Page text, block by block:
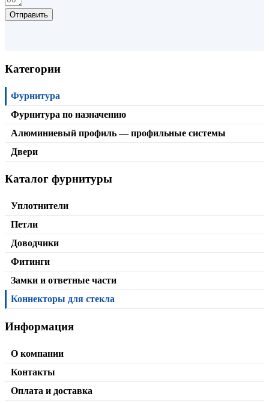
Петля с фаской T-364
от320,00₽ В корзину
Отправить
Категории
Фурнитура
Фурнитура по назначению
Алюминиевый профиль — профильные системы
Двери
Каталог фурнитуры
Уплотнители
Петли
Доводчики
Фитинги
Замки и ответные части
Коннекторы для стекла
Информация
О компании
Контакты
Оплата и доставка